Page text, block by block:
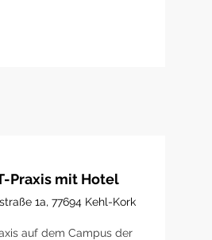
Praxis mit Hotel
1a, 77694 Kehl-Kork
auf dem Campus der